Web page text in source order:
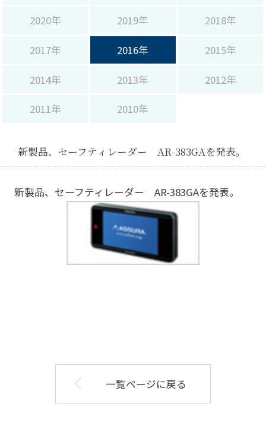
2020年 2019年 2018年
2017年 2016年 2015年
2014年 2013年 2012年
2011年 2010年
新製品、セーフティレーダー AR-383GAを発表。
新製品、セーフティレーダー AR-383GAを発表。
一覧ページに戻る